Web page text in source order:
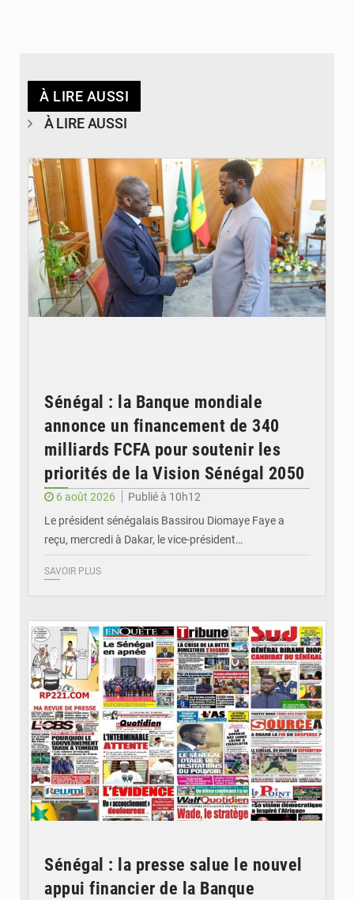
À LIRE AUSSI
À LIRE AUSSI
Sénégal : la Banque mondiale
annonce un financement de 340
milliards FCFA pour soutenir les
priorités de la Vision Sénégal 2050
6 août 2026
Publié à 10h12
Le président sénégalais Bassirou Diomaye Faye a
reçu, mercredi à Dakar, le vice-président…
SAVOIR PLUS
Sénégal : la presse salue le nouvel
appui financier de la Banque